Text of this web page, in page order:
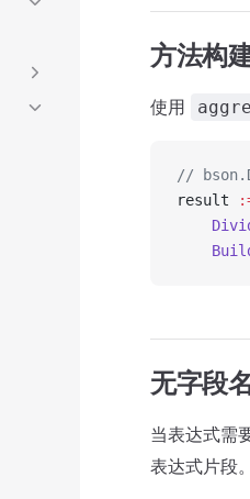
方法构
使用
//
result
无字段
当表达式需
表达式片段。